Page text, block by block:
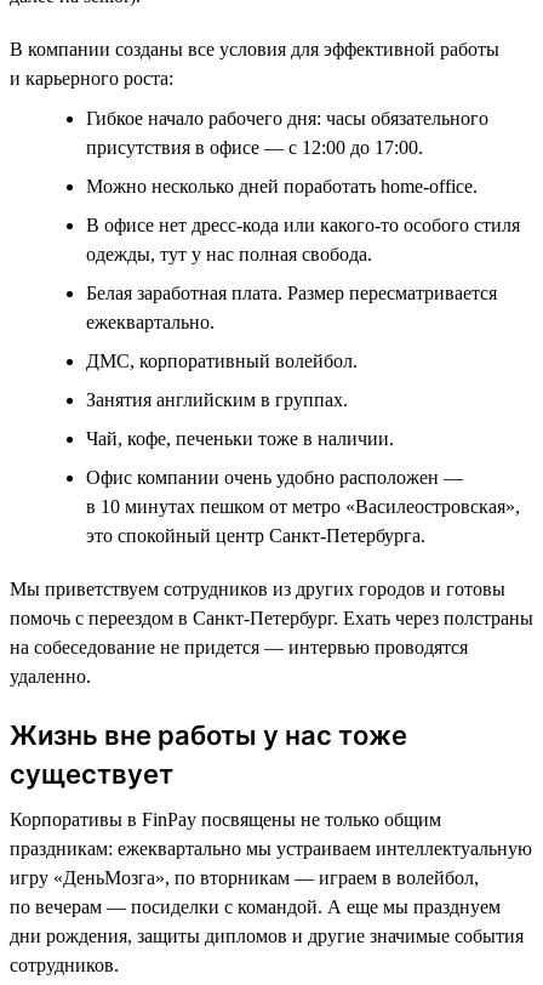
В компании созданы все условия для эффективной работы
и карьерного роста:
Гибкое начало рабочего дня: часы обязательного
присутствия в офисе — с 12:00 до 17:00.
Можно несколько дней поработать home-office.
В офисе нет дресс-кода или какого-то особого стиля
одежды, тут у нас полная свобода.
Белая заработная плата. Размер пересматривается
ежеквартально.
ДМС, корпоративный волейбол.
Занятия английским в группах.
Чай, кофе, печеньки тоже в наличии.
Офис компании очень удобно расположен —
в 10 минутах пешком от метро «Василеостровская»,
это спокойный центр Санкт-Петербурга.
Мы приветствуем сотрудников из других городов и готовы
помочь с переездом в Санкт-Петербург. Ехать через полстраны
на собеседование не придется — интервью проводятся
удаленно.
Жизнь вне работы у нас тоже
существует
Корпоративы в FinPay посвящены не только общим
праздникам: ежеквартально мы устраиваем интеллектуальную
игру «ДеньМозга», по вторникам — играем в волейбол,
по вечерам — посиделки с командой. А еще мы празднуем
дни рождения, защиты дипломов и другие значимые события
сотрудников.